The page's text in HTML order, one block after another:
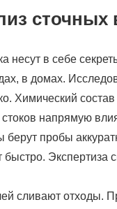
сточных
несут в себе
в домах.
Химический
напрямую
пробы
Экспертиза
сливают отходы.